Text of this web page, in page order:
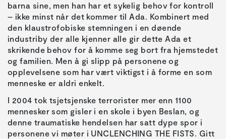
barna sine, men han har et sykelig behov for kontroll
– ikke minst når det kommer til Ada. Kombinert med
den klaustrofobiske stemningen i en døende
industriby der alle kjenner alle gir dette Ada et
skrikende behov for å komme seg bort fra hjemstedet
og familien. Men å gi slipp på personene og
opplevelsene som har vært viktigst i å forme en som
menneske er aldri enkelt.
I 2004 tok tsjetsjenske terrorister mer enn 1100
mennesker som gisler i en skole i byen Beslan, og
denne traumatiske hendelsen har satt dype spor i
personene vi møter i UNCLENCHING THE FISTS. Gitt